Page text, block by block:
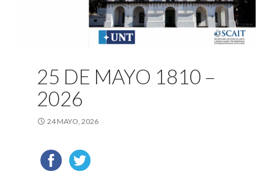
25 DE MAYO 1810 –
2026
24 MAYO, 2026